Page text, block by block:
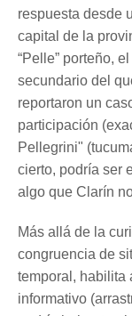
respuesta desde
capital de la
“Pelle” porteño,
secundario del
reportaron un
participación
Pellegrini"
cierto, podría ser
algo que Clarín
Más allá de la
congruencia de
temporal, habilita
informativo